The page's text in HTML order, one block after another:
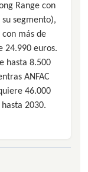
Range con
segmento),
más de
24.990 euros.
hasta 8.500
ANFAC
46.000
2030.